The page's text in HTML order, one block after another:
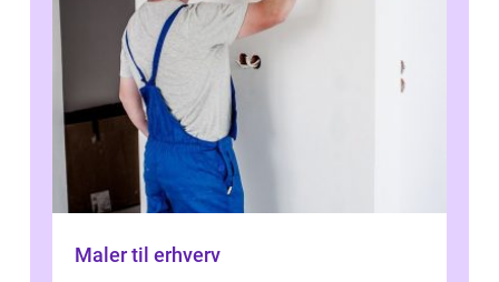
Maler til erhverv